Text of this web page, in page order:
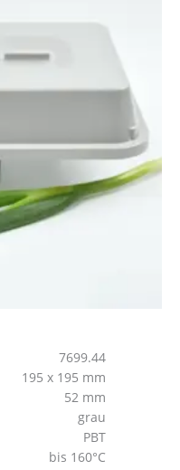
7699.44
195 x 195 mm
52 mm
grau
PBT
bis 160°C